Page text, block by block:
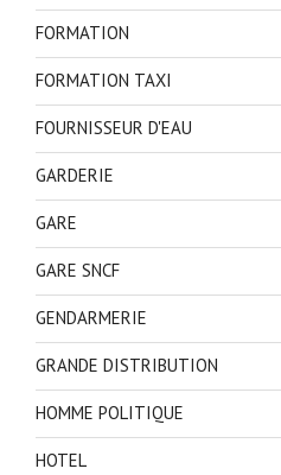
FORMATION
FORMATION TAXI
FOURNISSEUR D'EAU
GARDERIE
GARE
GARE SNCF
GENDARMERIE
GRANDE DISTRIBUTION
HOMME POLITIQUE
HOTEL